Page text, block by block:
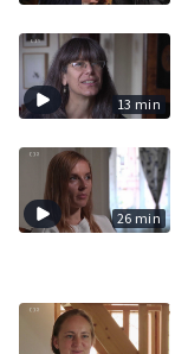
13 min
26 min